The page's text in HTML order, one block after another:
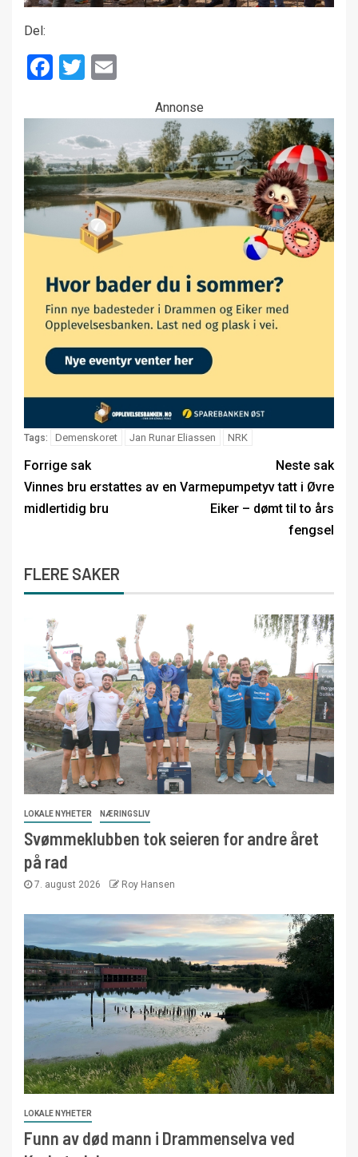
Del:
Facebook
Twitter
Annonse
Tags: Demenskoret Jan Runar Eliassen NRK
Forrige sak
Vinnes bru erstattes av en
midlertidig bru
Neste sak
Varmepumpetyv tatt i Øvre
Eiker – dømt til to års
fengsel
FLERE SAKER
LOKALE NYHETER NÆRINGSLIV
Svømmeklubben tok seieren for andre året
på rad
7. august 2026 Roy Hansen
LOKALE NYHETER
Funn av død mann i Drammenselva ved